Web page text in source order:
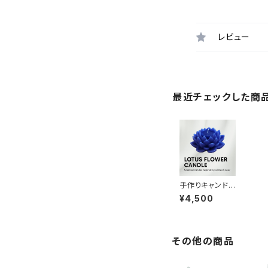
レビュー
最近チェックした商
手作りキャンドル
（ブルーロータ
ス）アロマキャン
ト プレゼント
¥4,500
その他の商品